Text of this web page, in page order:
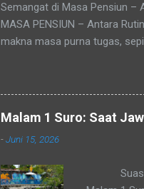
Semangat di Masa Pensiun –
MASA PENSIUN – Antara
makna masa purna tugas,
pada masa yang disebut
Baca juga: Jasa Pembuatan
pukulan mental bagi banyak
jauh hari sebenarnya setiap
tahap akhir dari perjalanan
Malam 1 Suro: Saat
-Juni 15, 2026
Suasana